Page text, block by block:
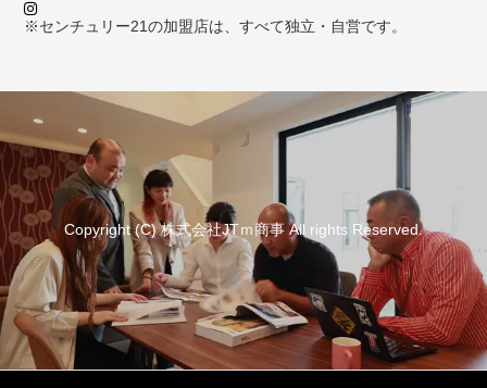
※センチュリー21の加盟店は、すべて独立・自営です。
Copyright (C) 株式会社JTｍ商事 All rights Reserved.